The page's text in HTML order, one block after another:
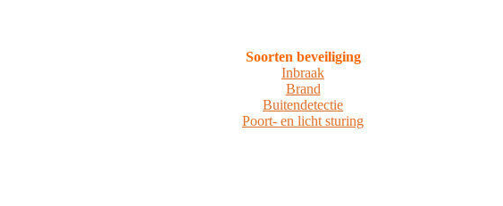
Soorten beveiliging
Inbraak
Brand
Buitendetectie
Poort- en licht sturing